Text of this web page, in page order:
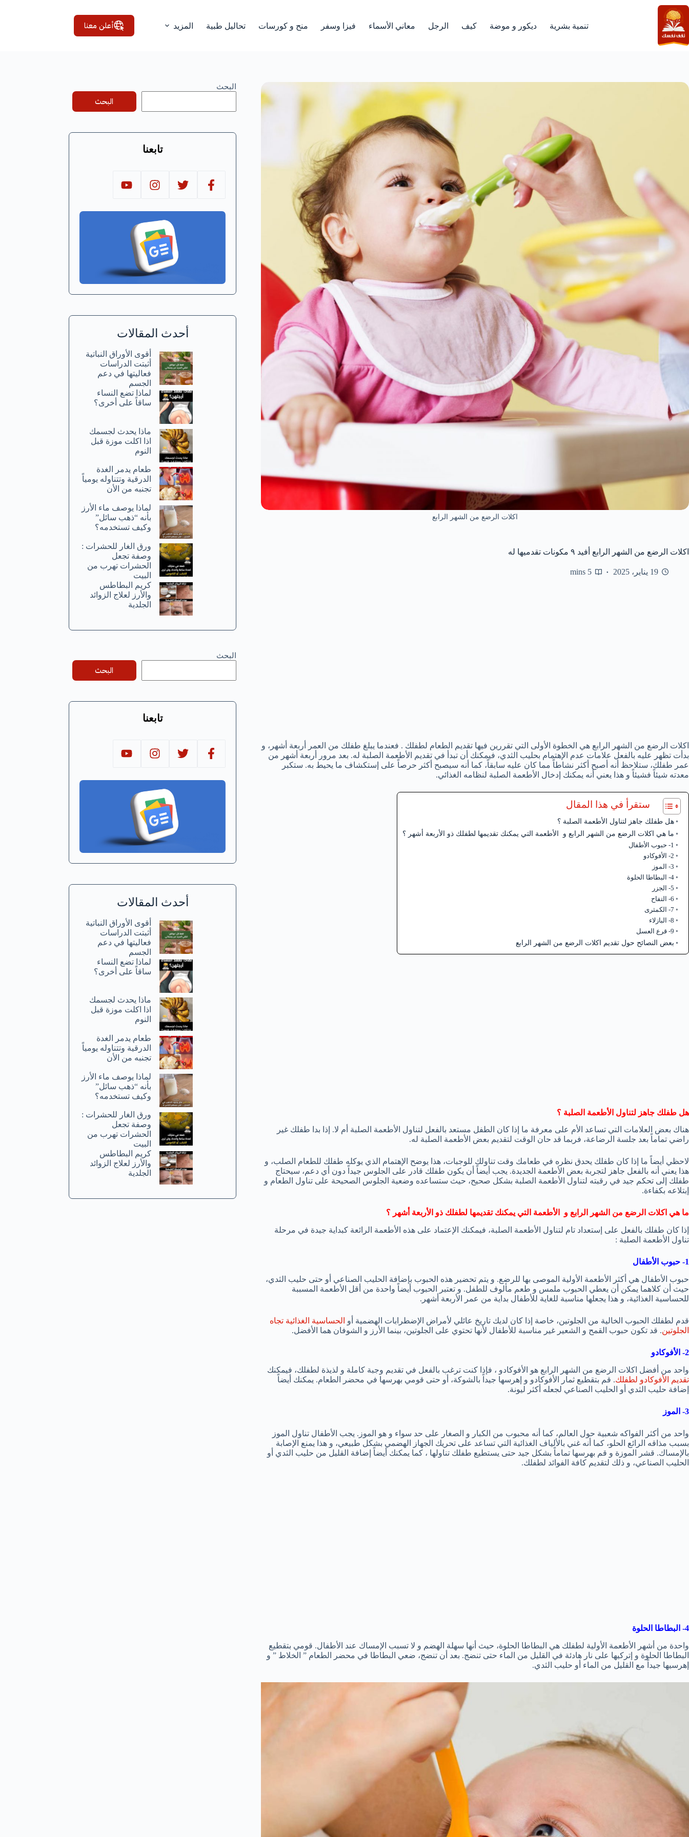
التجاوز
إلى
المحتوى
تنمية بشرية ديكور و موضة كيف الرجل معاني الأسماء فيزا وسفر منح و كورسات تحاليل طبية المزيد أعلن معنا
اكلات الرضع من الشهر الرابع
اكلات الرضع من الشهر الرابع أفيد ٩ مكونات تقدميها له
19 يناير، 2025 5 mins
اكلات الرضع من الشهر الرابع هي الخطوة الأولى التي تقررين فيها تقديم الطعام لطفلك . فعندما يبلغ طفلك من العمر أربعة أشهر، و
بدأت تظهر عليه بالفعل علامات عدم الإهتمام بحليب الثدي، فيمكنك أن تبدأ في تقديم الأطعمة الصلبة له. بعد مرور أربعة أشهر من
عمر طفلك، ستلاحظ أنه أصبح أكثر نشاطاً مما كان عليه سابقاً، كما أنه سيصبح أكثر حرصاً على إستكشاف ما يحيط به. ستكبر
معدته شيئاً فشيئاً و هذا يعني أنه يمكنك إدخال الأطعمة الصلبة لنظامه الغذائي.
ستقرأ في هذا المقال
هل طفلك جاهز لتناول الأطعمة الصلبة ؟
ما هي اكلات الرضع من الشهر الرابع و الأطعمة التي يمكنك تقديمها لطفلك ذو الأربعة أشهر ؟
1- حبوب الأطفال
2- الأفوكادو
3- الموز
4- البطاطا الحلوة
5- الجزر
6- التفاح
7- الكمثرى
8- البازلاء
9- قرع العسل
بعض النصائح حول تقديم اكلات الرضع من الشهر الرابع
هل طفلك جاهز لتناول الأطعمة الصلبة ؟
هناك بعض العلامات التي تساعد الأم على معرفة ما إذا كان الطفل مستعد بالفعل لتناول الأطعمة الصلبة أم لا. إذا بدا طفلك غير
راضي تماماً بعد جلسة الرضاعة، فربما قد حان الوقت لتقديم بعض الأطعمة الصلبة له.
لاحظي أيضاً ما إذا كان طفلك يحدق نظره في طعامك وقت تناولك للوجبات، هذا يوضح الإهتمام الذي يوكله طفلك للطعام الصلب، و
هذا يعني أنه بالفعل جاهز لتجربة بعض الأطعمة الجديدة. يجب أيضاً أن يكون طفلك قادر على الجلوس جيداً دون أي دعم، سيحتاج
طفلك إلى تحكم جيد في رقبته لتناول الأطعمة الصلبة بشكل صحيح، حيث ستساعده وضعية الجلوس الصحيحة على تناول الطعام و
إبتلاعه بكفاءة.
ما هي اكلات الرضع من الشهر الرابع و الأطعمة التي يمكنك تقديمها لطفلك ذو الأربعة أشهر ؟
إذا كان طفلك بالفعل على إستعداد تام لتناول الأطعمة الصلبة، فيمكنك الإعتماد على هذه الأطعمة الرائعة كبداية جيدة في مرحلة
تناول الأطعمة الصلبة :
1- حبوب الأطفال
حبوب الأطفال هي أكثر الأطعمة الأولية الموصى بها للرضع. و يتم تحضير هذه الحبوب بإضافة الحليب الصناعي أو حتى حليب الثدي،
حيث أن كلاهما يمكن أن يعطي الحبوب ملمس و طعم مألوف للطفل. و تعتبر الحبوب أيضاً واحدة من أقل الأطعمة المسببة
للحساسية الغذائية، و هذا يجعلها مناسبة للغاية للأطفال بداية من عمر الأربعة أشهر.
قدم لطفلك الحبوب الخالية من الجلوتين، خاصة إذا كان لديك تاريخ عائلي لأمراض الإضطرابات الهضمية أو الحساسية الغذائية تجاه
الجلوتين. قد تكون حبوب القمح و الشعير غير مناسبة للأطفال لأنها تحتوي على الجلوتين، بينما الأرز و الشوفان هما الأفضل.
2- الأفوكادو
واحد من أفضل اكلات الرضع من الشهر الرابع هو الأفوكادو ، فإذا كنت ترغب بالفعل في تقديم وجبة كاملة و لذيذة لطفلك، فيمكنك
تقديم الأفوكادو لطفلك. قم بتقطيع ثمار الأفوكادو و إهرسها جيداً بالشوكة، أو حتى قومي بهرسها في محضر الطعام. يمكنك أيضاً
إضافة حليب الثدي أو الحليب الصناعي لجعله أكثر ليونة.
3- الموز
واحد من أكثر الفواكه شعبية حول العالم، كما أنه محبوب من الكبار و الصغار على حد سواء و هو الموز. يجب الأطفال تناول الموز
بسبب مذاقه الرائع الحلو، كما أنه غني بالألياف الغذائية التي تساعد على تحريك الجهاز الهضمي بشكل طبيعي، و هذا يمنع الإصابة
بالإمساك. قشر الموزة و قم بهرسها تماماً بشكل جيد حتى يستطيع طفلك تناولها ، كما يمكنك أيضاً إضافة القليل من حليب الثدي أو
الحليب الصناعي، و ذلك لتقديم كافة الفوائد لطفلك.
4- البطاطا الحلوة
واحدة من أشهر الأطعمة الأولية لطفلك هي البطاطا الحلوة، حيث أنها سهلة الهضم و لا تسبب الإمساك عند الأطفال. قومي بتقطيع
البطاطا الحلوة و إتركيها على نار هادئة في القليل من الماء حتى تنضج. بعد أن تنضج، ضعي البطاطا في محضر الطعام ” الخلاط ” و
إهرسيها جيداً مع القليل من الماء أو حليب الثدي.
البحث
البحث
تابعنا
أحدث المقالات
أقوى الأوراق النباتية
أثبتت الدراسات
فعاليتها في دعم
الجسم
لماذا تضع النساء
ساقاً على أخرى؟
ماذا يحدث لجسمك
اذا اكلت موزة قبل
النوم
طعام يدمر الغدة
الدرقية وتتناوله يومياً
تجنبه من الأن
لماذا يوصف ماء الأرز
بأنه “ذهب سائل”
وكيف تستخدمه؟
ورق الغار للحشرات :
وصفة تجعل
الحشرات تهرب من
البيت
كريم البطاطس
والأرز لعلاج الزوائد
الجلدية
البحث
البحث
تابعنا
أحدث المقالات
أقوى الأوراق النباتية
أثبتت الدراسات
فعاليتها في دعم
الجسم
لماذا تضع النساء
ساقاً على أخرى؟
ماذا يحدث لجسمك
اذا اكلت موزة قبل
النوم
طعام يدمر الغدة
الدرقية وتتناوله يومياً
تجنبه من الأن
لماذا يوصف ماء الأرز
بأنه “ذهب سائل”
وكيف تستخدمه؟
ورق الغار للحشرات :
وصفة تجعل
الحشرات تهرب من
البيت
كريم البطاطس
والأرز لعلاج الزوائد
الجلدية